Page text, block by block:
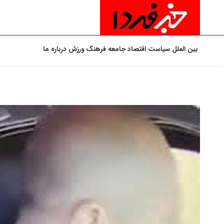
بین الملل سیاست اقتصادجامعه فرهنگورزش درباره ما